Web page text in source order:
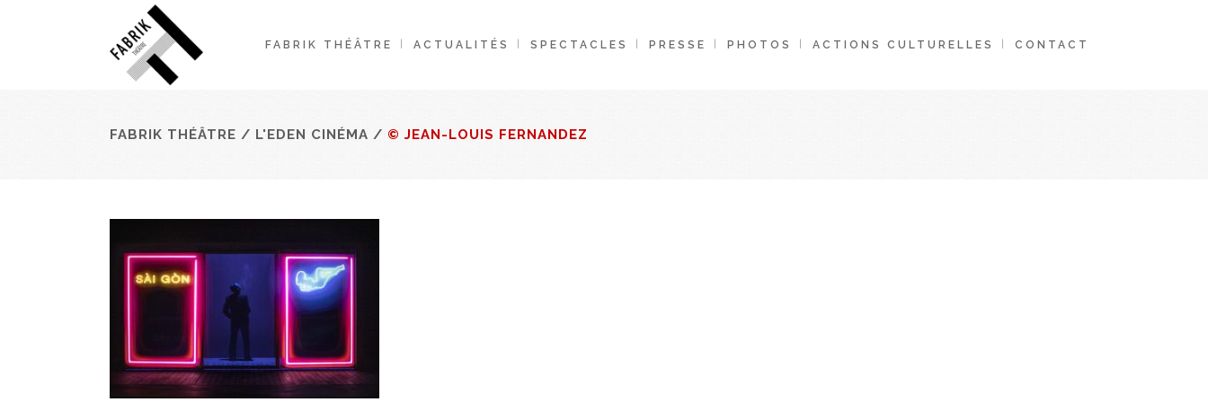
FABRIK THÉÂTRE ACTUALITÉS SPECTACLES PRESSE PHOTOS ACTIONS CULTURELLES CONTACT
FABRIK THÉÂTRE / L'EDEN CINÉMA / © JEAN-LOUIS FERNANDEZ